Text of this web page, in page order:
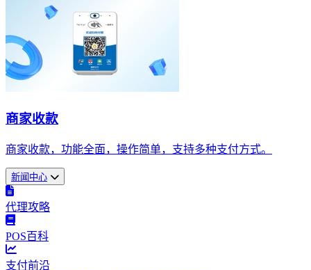
商家收款
商家收款，功能全面，操作简单，支持多种支付方式。
新闻中心
代理攻略
POS百科
支付前沿